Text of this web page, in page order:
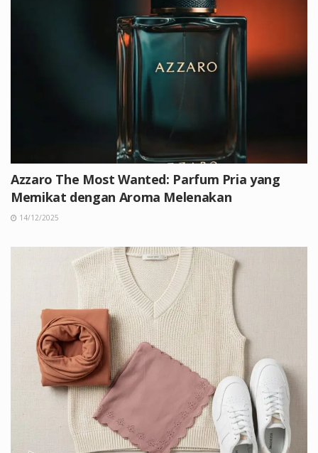
Azzaro The Most Wanted: Parfum Pria yang
Memikat dengan Aroma Melenakan
14/12/2025